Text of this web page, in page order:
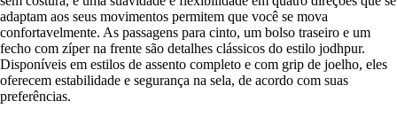
adaptam aos seus movimentos permitem que você se mova
confortavelmente. As passagens para cinto, um bolso traseiro e um
fecho com zíper na frente são detalhes clássicos do estilo jodhpur.
Disponíveis em estilos de assento completo e com grip de joelho, eles
oferecem estabilidade e segurança na sela, de acordo com suas
preferências.